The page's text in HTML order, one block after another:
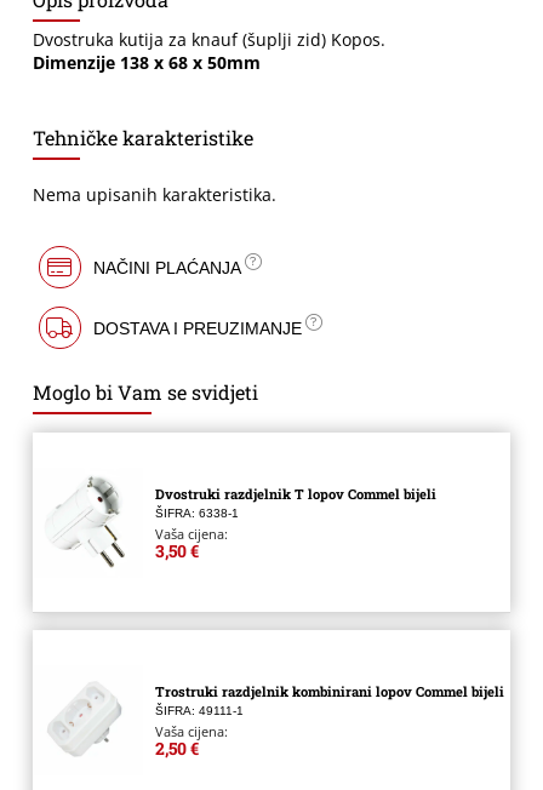
Dvostruka kutija za knauf (šuplji zid) Kopos.
Dimenzije 138 x 68 x 50mm
Tehničke karakteristike
Nema upisanih karakteristika.
NAČINI PLAĆANJA
DOSTAVA I PREUZIMANJE
Moglo bi Vam se svidjeti
Dvostruki razdjelnik T lopov Commel bijeli
ŠIFRA: 6338-1
Vaša cijena:
3,50 €
Trostruki razdjelnik kombinirani lopov Commel bijeli
ŠIFRA: 49111-1
Vaša cijena:
2,50 €